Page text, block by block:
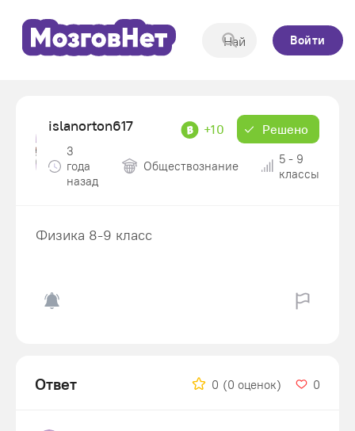
Войти
islanorton617 +10 Решено
3
года
назад
Обществознание
5 - 9
классы
Физика 8-9 класс
Ответ 0 (0 оценок) 0